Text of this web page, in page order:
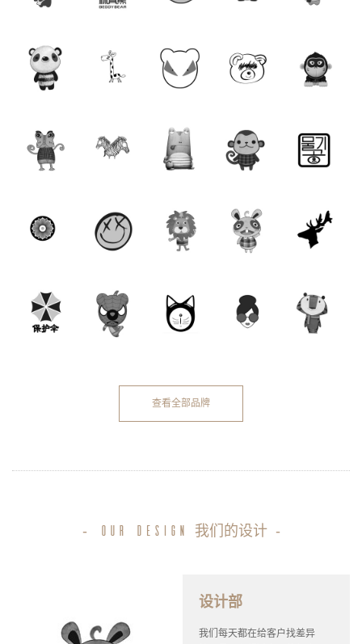
查看全部品牌
- our design 我们的设计 -
设计部
我们每天都在给客户找差异